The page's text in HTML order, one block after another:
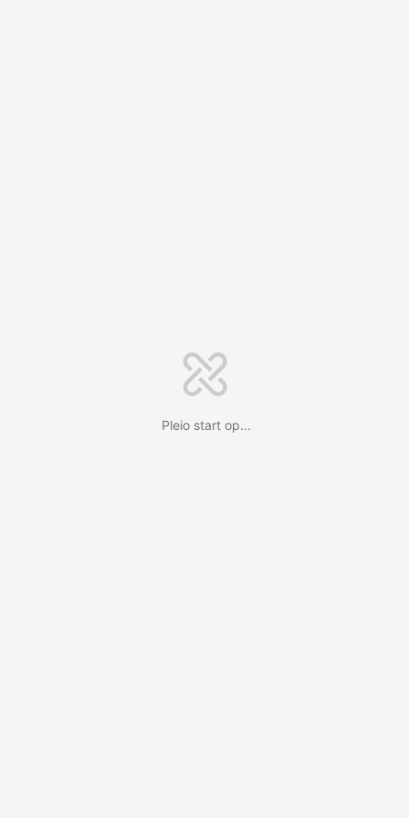
Pleio start op...